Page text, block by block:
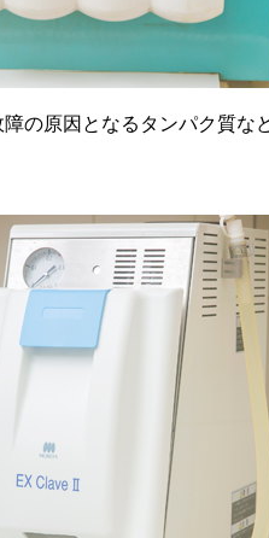
の原因となるタンパク質な